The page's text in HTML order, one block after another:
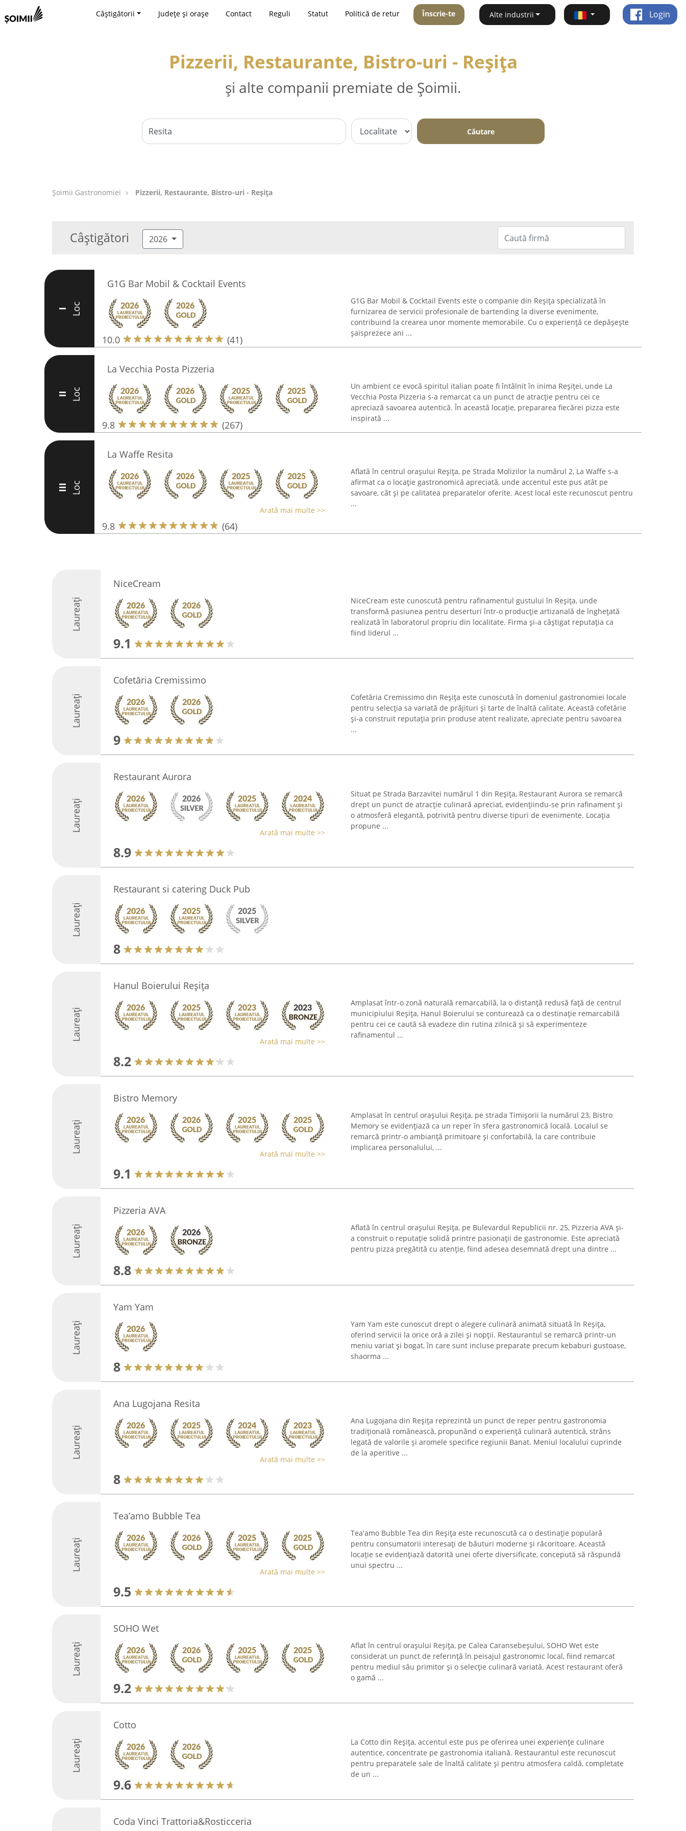
Câștigătorii Județe și orașe Contact Reguli Statut Politică de retur Înscrie-te Alte industrii Login
Pizzerii, Restaurante, Bistro-uri - Reşiţa
și alte companii premiate de Șoimii.
Căutare
Șoimii Gastronomiei Pizzerii, Restaurante, Bistro-uri - Reşiţa
Câștigători 2026
I Loc
G1G Bar Mobil & Cocktail Events
10.0 (41)
G1G Bar Mobil & Cocktail Events este o companie din Reșița specializată în
furnizarea de servicii profesionale de bartending la diverse evenimente,
contribuind la crearea unor momente memorabile. Cu o experiență ce depășește
șaisprezece ani ...
II Loc
La Vecchia Posta Pizzeria
9.8 (267)
Un ambient ce evocă spiritul italian poate fi întâlnit în inima Reșiței, unde La
Vecchia Posta Pizzeria s-a remarcat ca un punct de atracție pentru cei ce
apreciază savoarea autentică. În această locație, prepararea fiecărei pizza este
inspirată ...
III Loc
La Waffe Resita
Arată mai multe >>
9.8 (64)
Aflată în centrul orașului Reșița, pe Strada Molizilor la numărul 2, La Waffe s-a
afirmat ca o locație gastronomică apreciată, unde accentul este pus atât pe
savoare, cât și pe calitatea preparatelor oferite. Acest local este recunoscut pentru
...
Laureați
NiceCream
9.1
NiceCream este cunoscută pentru rafinamentul gustului în Reșița, unde
transformă pasiunea pentru deserturi într-o producție artizanală de înghețată
realizată în laboratorul propriu din localitate. Firma și-a câștigat reputația ca
fiind liderul ...
Laureați
Cofetăria Cremissimo
9
Cofetăria Cremissimo din Reșița este cunoscută în domeniul gastronomiei locale
pentru selecția sa variată de prăjituri și tarte de înaltă calitate. Această cofetărie
și-a construit reputația prin produse atent realizate, apreciate pentru savoarea
...
Laureați
Restaurant Aurora
Arată mai multe >>
8.9
Situat pe Strada Barzavitei numărul 1 din Reșița, Restaurant Aurora se remarcă
drept un punct de atracție culinară apreciat, evidențiindu-se prin rafinament și
o atmosferă elegantă, potrivită pentru diverse tipuri de evenimente. Locația
propune ...
Laureați
Restaurant si catering Duck Pub
8
Laureați
Hanul Boierului Reșița
Arată mai multe >>
8.2
Amplasat într-o zonă naturală remarcabilă, la o distanță redusă față de centrul
municipiului Reșița, Hanul Boierului se conturează ca o destinație remarcabilă
pentru cei ce caută să evadeze din rutina zilnică și să experimenteze
rafinamentul ...
Laureați
Bistro Memory
Arată mai multe >>
9.1
Amplasat în centrul orașului Reșița, pe strada Timișorii la numărul 23, Bistro
Memory se evidențiază ca un reper în sfera gastronomică locală. Localul se
remarcă printr-o ambianță primitoare și confortabilă, la care contribuie
implicarea personalului, ...
Laureați
Pizzeria AVA
8.8
Aflată în centrul orașului Reșița, pe Bulevardul Republicii nr. 25, Pizzeria AVA și-
a construit o reputație solidă printre pasionații de gastronomie. Este apreciată
pentru pizza pregătită cu atenție, fiind adesea desemnată drept una dintre ...
Laureați
Yam Yam
8
Yam Yam este cunoscut drept o alegere culinară animată situată în Reșița,
oferind servicii la orice oră a zilei și nopții. Restaurantul se remarcă printr-un
meniu variat și bogat, în care sunt incluse preparate precum kebaburi gustoase,
shaorma ...
Laureați
Ana Lugojana Resita
Arată mai multe >>
8
Ana Lugojana din Reșița reprezintă un punct de reper pentru gastronomia
tradițională românească, propunând o experiență culinară autentică, strâns
legată de valorile și aromele specifice regiunii Banat. Meniul localului cuprinde
de la aperitive ...
Laureați
Tea’amo Bubble Tea
Arată mai multe >>
9.5
Tea'amo Bubble Tea din Reșița este recunoscută ca o destinație populară
pentru consumatorii interesați de băuturi moderne și răcoritoare. Această
locație se evidențiază datorită unei oferte diversificate, concepută să răspundă
unui spectru ...
Laureați
SOHO Wet
9.2
Aflat în centrul orașului Reșița, pe Calea Caransebeșului, SOHO Wet este
considerat un punct de referință în peisajul gastronomic local, fiind remarcat
pentru mediul său primitor și o selecție culinară variată. Acest restaurant oferă
o gamă ...
Laureați
Cotto
9.6
La Cotto din Reșița, accentul este pus pe oferirea unei experiențe culinare
autentice, concentrate pe gastronomia italiană. Restaurantul este recunoscut
pentru preparatele sale de înaltă calitate și pentru atmosfera caldă, completate
de un ...
Coda Vinci Trattoria&Rosticceria